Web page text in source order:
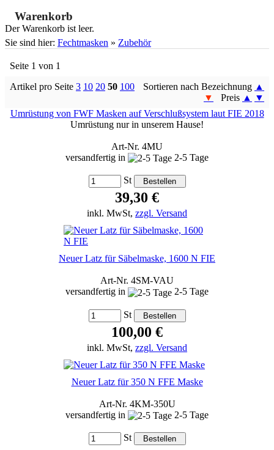
Warenkorb
Der Warenkorb ist leer.
Sie sind hier: Fechtmasken » Zubehör
Seite 1 von 1
Artikel pro Seite 3 10 20 50 100 Sortieren nach Bezeichnung ▲
▼
Preis ▲
▼
Umrüstung von FWF Masken auf Verschlußsystem laut FIE 2018
Umrüstung nur in unserem Hause!
Art-Nr. 4MU
versandfertig in
2-5 Tage
St
39,30 €
inkl. MwSt, zzgl. Versand
Neuer Latz für Säbelmaske, 1600 N FIE
Art-Nr. 4SM-VAU
versandfertig in
2-5 Tage
St
100,00 €
inkl. MwSt, zzgl. Versand
Neuer Latz für 350 N FFE Maske
Art-Nr. 4KM-350U
versandfertig in
2-5 Tage
St